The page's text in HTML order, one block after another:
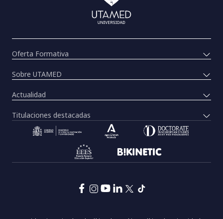
Oferta Formativa
Sobre UTAMED
Actualidad
Titulaciones destacadas